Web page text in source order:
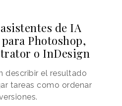
de IA
Photoshop,
o InDesign
describir el resultado
tareas como ordenar